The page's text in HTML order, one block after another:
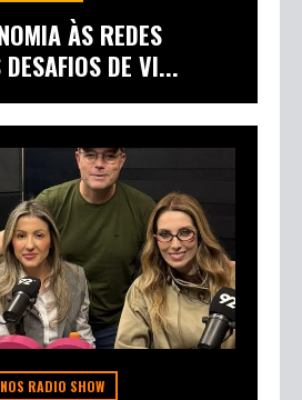
ÀS REDES
DE VI...
RADIO SHOW